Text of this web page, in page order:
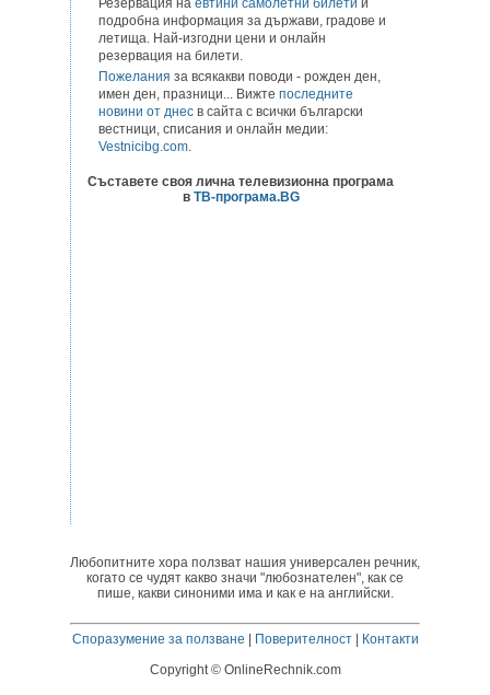
Резервация на евтини самолетни билети и
подробна информация за държави, градове и
летища. Най-изгодни цени и онлайн
резервация на билети.
Пожелания за всякакви поводи - рожден ден,
имен ден, празници... Вижте последните
новини от днес в сайта с всички български
вестници, списания и онлайн медии:
Vestnicibg.com.
Съставете своя лична телевизионна програма
в ТВ-програма.BG
Любопитните хора ползват нашия универсален речник,
когато се чудят какво значи "любознателен", как се
пише, какви синоними има и как е на английски.
Споразумение за ползване Поверителност|
Контакти
Copyright © OnlineRechnik.com